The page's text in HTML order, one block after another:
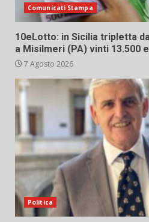
Comunicati Stampa
10eLotto: in Sicilia tripletta
a Misilmeri (PA) vinti 13.500
7 Agosto 2026
Politica